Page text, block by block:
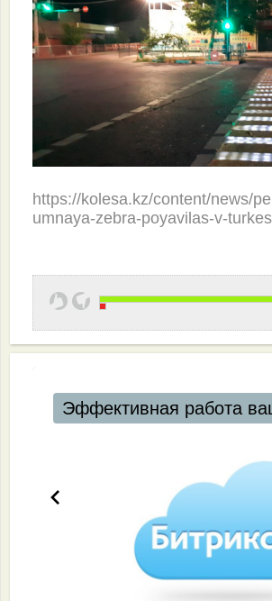
https://kolesa.kz/content/news/
umnaya-zebra-poyavilas-v-
Эффективная работа